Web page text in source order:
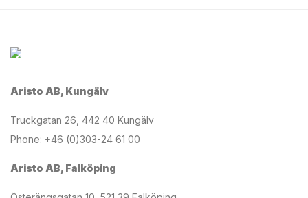
Aristo AB, Kungälv
Truckgatan 26, 442 40 Kungälv
Phone: +46 (0)303-24 61 00
Aristo AB, Falköping